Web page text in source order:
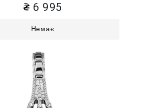
6 995
Немає